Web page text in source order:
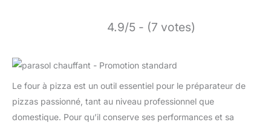
4.9/5 - (7 votes)
Le four à pizza est un outil essentiel pour le préparateur de
pizzas passionné, tant au niveau professionnel que
domestique. Pour qu’il conserve ses performances et sa